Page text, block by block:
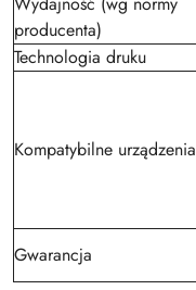
producenta)
Technologia druku
Kompatybilne urządzenia
Gwarancja